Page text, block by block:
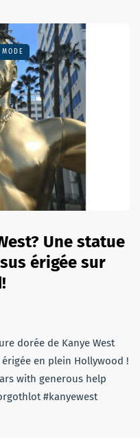
MODE
Une statue
érigée sur
dorée de Kanye West
en plein Hollywood !
with generous help
#kanyewest